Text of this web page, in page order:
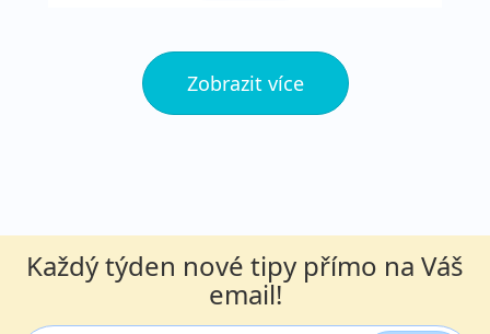
Zobrazit více
Každý týden nové tipy přímo na Váš
email!